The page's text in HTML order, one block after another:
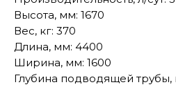
Высота, мм: 1670
Вес, кг: 370
Длина, мм: 4400
Ширина, мм: 1600
Глубина подводящей трубы,